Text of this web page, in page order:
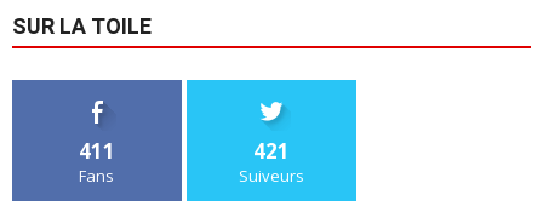
SUR LA TOILE
411
Fans
421
Suiveurs